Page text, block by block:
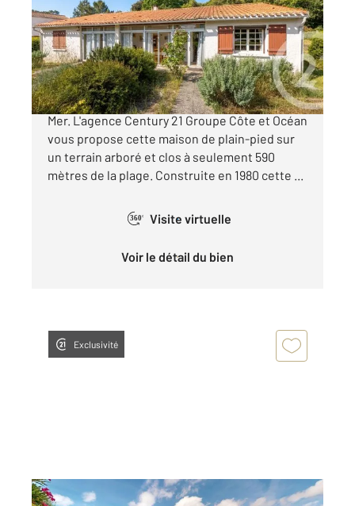
Maison à vendre
364 300 €
Quartier des Chênes Verts à La Tranche sur
Mer. L'agence Century 21 Groupe Côte et Océan
vous propose cette maison de plain-pied sur
un terrain arboré et clos à seulement 590
mètres de la plage. Construite en 1980 cette ...
360° Visite virtuelle
Voir le détail du bien
Exclusivité
LA TRANCHE SUR MER 85